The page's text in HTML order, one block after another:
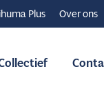
Plus Over ons